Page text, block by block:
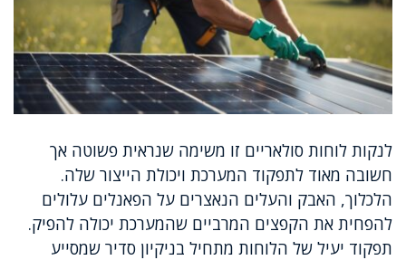
לנקות לוחות סולאריים זו משימה שנראית פשוטה אך
חשובה מאוד לתפקוד המערכת ויכולת הייצור שלה.
הלכלוך, האבק והעלים הנאצרים על הפאנלים עלולים
להפחית את הקפצים המרביים שהמערכת יכולה להפיק.
תפקוד יעיל של הלוחות מתחיל בניקיון סדיר שמסייע